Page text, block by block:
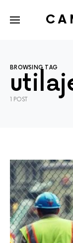
BROWSING TAG
1 POST